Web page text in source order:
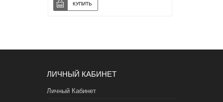
ЛИЧНЫЙ КАБИНЕТ
Личный Кабинет